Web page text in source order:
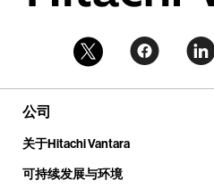
公司
关于Hitachi Vantara
可持续发展与环境